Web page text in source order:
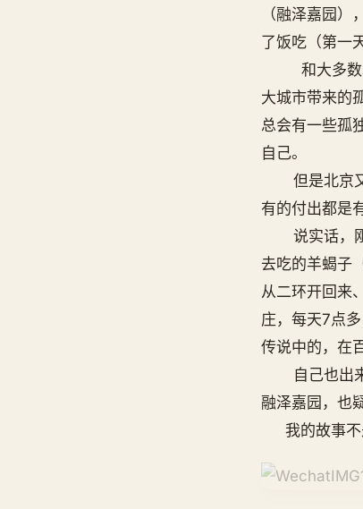
（融泽嘉园
了饭吃（第一
和大多数北
大城市带来的
总会有一些孤
自己。
但是北京又
有的付出都是
说实话，刚
去吃的羊蝎子
从二环开回来
庄，每天7点
传说中的，在
自己也出来5
融泽嘉园，也
我的故事不